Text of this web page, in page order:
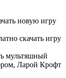
новую игру
скачать игру
мультяшный
Ларой Крофт